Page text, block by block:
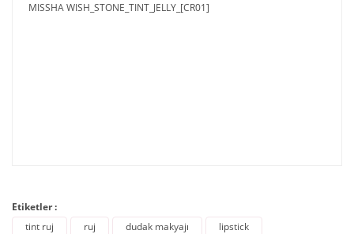
MISSHA WISH_STONE_TINT_JELLY_[CR01]
Etiketler :
tint ruj
ruj dudak makyajı lipstick